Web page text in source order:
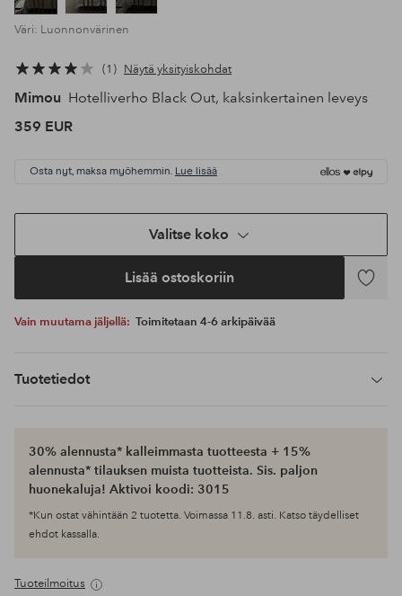
Väri: Luonnonvärinen
1 Näytä yksityiskohdat
Mimou Hotelliverho Black Out, kaksinkertainen leveys
359 EUR
Osta nyt, maksa myöhemmin. Lue lisää
Valitse koko
Lisää ostoskoriin
Lisää
Vain muutama jäljellä: Toimitetaan 4-6 arkipäivää
Tuotetiedot
30% alennusta* kalleimmasta tuotteesta + 15%
alennusta* tilauksen muista tuotteista. Sis. paljon
huonekaluja! Aktivoi koodi: 3015
*Kun ostat vähintään 2 tuotetta. Voimassa 11.8. asti. Katso täydelliset
ehdot kassalla.
Tuoteilmoitus